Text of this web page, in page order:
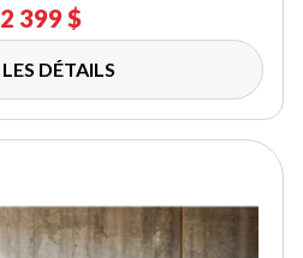
399 $
DÉTAILS